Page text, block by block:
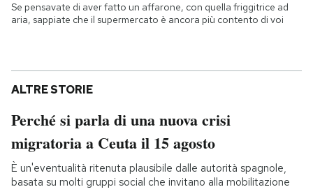
Se pensavate di aver fatto un affarone, con quella friggitrice ad
aria, sappiate che il supermercato è ancora più contento di voi
ALTRE STORIE
Perché si parla di una nuova crisi
migratoria a Ceuta il 15 agosto
È un'eventualità ritenuta plausibile dalle autorità spagnole,
basata su molti gruppi social che invitano alla mobilitazione